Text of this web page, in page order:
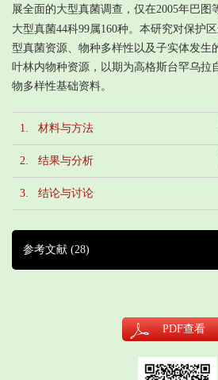
展全面的大型真菌调查，仅在2005年巴图
大型真菌44科99属160种。本研究对保护
型真菌资源、物种多样性以及子实体发生
叶林内物种资源，以期为高格斯台罕乌拉
物多样性基础资料。
1. 材料与方法
2. 结果与分析
3. 结论与讨论
参考文献 (28)
PDF查看